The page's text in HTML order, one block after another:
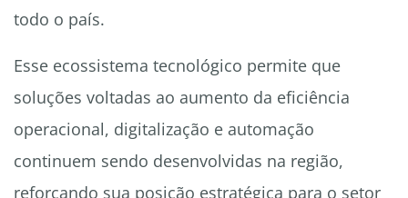
todo o país.
Esse ecossistema tecnológico permite que
soluções voltadas ao aumento da eficiência
operacional, digitalização e automação
continuem sendo desenvolvidas na região,
reforçando sua posição estratégica para o setor